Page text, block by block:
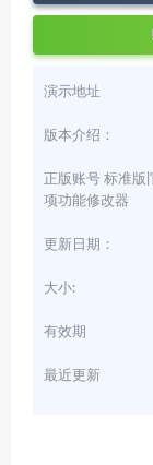
演示地址
版本介绍：
正版账号 标准版
项功能修改器
更新日期：
大小:
有效期
最近更新